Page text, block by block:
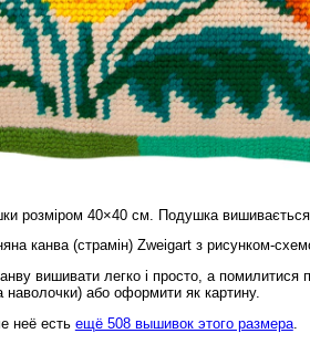
розміром 40×40 см. Подушка
канва (страмін) Zweigart з рисунком-
вишивати легко і просто, а
або оформити як картину.
неё есть ещё 508 вышивок этого размера.